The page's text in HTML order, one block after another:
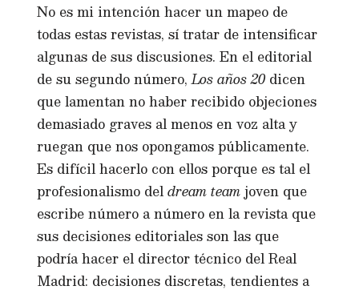
No es mi intención hacer un mapeo de
todas estas revistas, sí tratar de intensificar
algunas de sus discusiones. En el editorial
de su segundo número,Los años 20 dicen
que lamentan no haber recibido objeciones
demasiado graves al menos en voz alta y
ruegan que nos opongamos públicamente.
Es difícil hacerlo con ellos porque es tal el
profesionalismo deldream teamjoven que
escribe número a número en la revista que
sus decisiones editoriales son las que
podría hacer el director técnico del Real
Madrid: decisiones discretas, tendientes a